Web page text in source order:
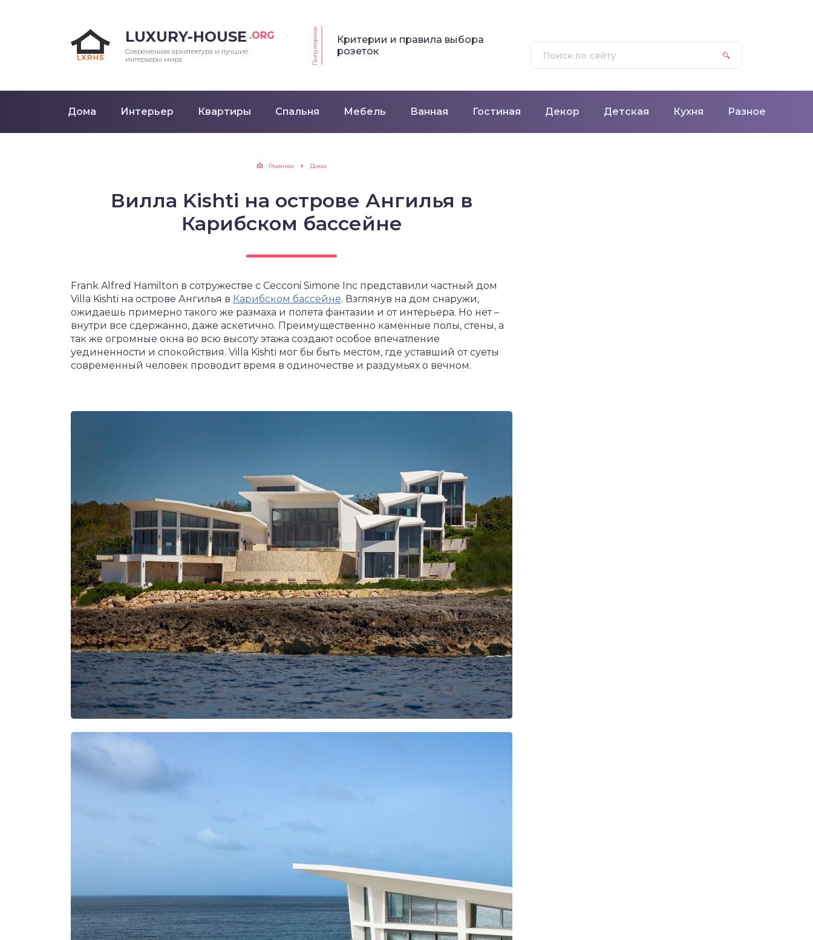
LUXURY-HOUSE .ORG
Современная архитектура и лучшие
интерьеры мира
Популярное
Критерии и правила выбора
розеток
Дома Интерьер Квартиры Спальня Мебель Ванная Гостиная Декор Детская Кухня Разное
Главная Дома
Вилла Kishti на острове Ангилья в
Карибском бассейне
Frank Alfred Hamilton в сотружестве с Cecconi Simone Inc представили частный дом
Villa Kishti на острове Ангилья в Карибском бассейне. Взглянув на дом снаружи,
ожидаешь примерно такого же размаха и полета фантазии и от интерьера. Но нет –
внутри все сдержанно, даже аскетично. Преимущественно каменные полы, стены, а
так же огромные окна во всю высоту этажа создают особое впечатление
уединенности и спокойствия. Villa Kishti мог бы быть местом, где уставший от суеты
современный человек проводит время в одиночестве и раздумьях о вечном.